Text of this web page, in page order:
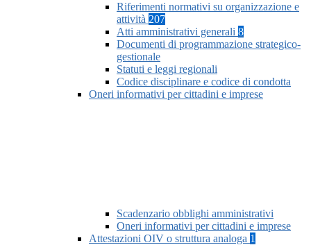
Riferimenti normativi su organizzazione e
attività 207
Atti amministrativi generali 8
Documenti di programmazione strategico-
gestionale
Statuti e leggi regionali
Codice disciplinare e codice di condotta
Oneri informativi per cittadini e imprese
Scadenzario obblighi amministrativi
Oneri informativi per cittadini e imprese
Attestazioni OIV o struttura analoga 1